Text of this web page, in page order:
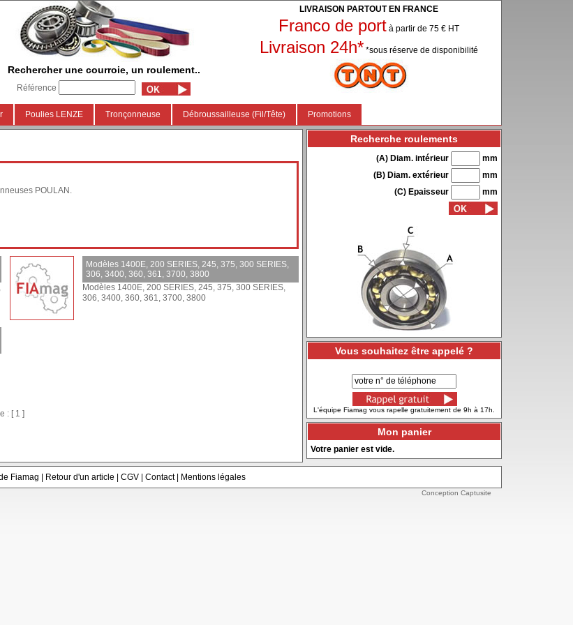
Rechercher une courroie, un roulement..
Référence
LIVRAISON PARTOUT EN FRANCE
Franco de portà partir de 75 € HT
Livraison 24h* *sous réserve de disponibilité
Poulies LENZE Tronçonneuse Débroussailleuse (Fil/Tête) Promotions
POULAN.
Modèles 1400E, 200 SERIES, 245, 375, 300 SERIES,
306, 3400, 360, 361, 3700, 3800
Modèles 1400E, 200 SERIES, 245, 375, 300 SERIES,
306, 3400, 360, 361, 3700, 3800
: [ 1 ]
Recherche roulements
(A) Diam. intérieur
mm
(B) Diam. extérieur
mm
(C) Epaisseur
mm
Vous souhaitez être appelé ?
L'équipe Fiamag vous rapelle gratuitement de 9h à 17h.
Mon panier
Votre panier est vide.
Fiamag Retour d'un article CGV| Contact| Mentions légales
Conception Captusite